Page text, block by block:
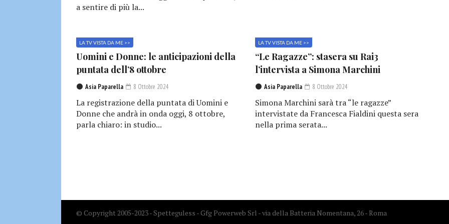
a sentire di più la...
LA TV VISTA DA ME >>
Uomini e Donne: le anticipazioni della
puntata dell’8 ottobre
Asia Paparella 8 Ottobre 2024
La registrazione della puntata di Uomini e
Donne che andrà in onda oggi, 8 ottobre,
parla chiaro: in studio...
LA TV VISTA DA ME >>
“Le Ragazze”: stasera su Rai3
l’intervista a Simona Marchini
Asia Paparella 8 Ottobre 2024
Simona Marchini sarà tra “le ragazze”
intervistate da Francesca Fialdini questa sera
nella prima serata...
© Copyright 2005-2023 - Spetteguless - Gfg Powerweb Srl - via della Batteria Nomentana, 26 - Roma